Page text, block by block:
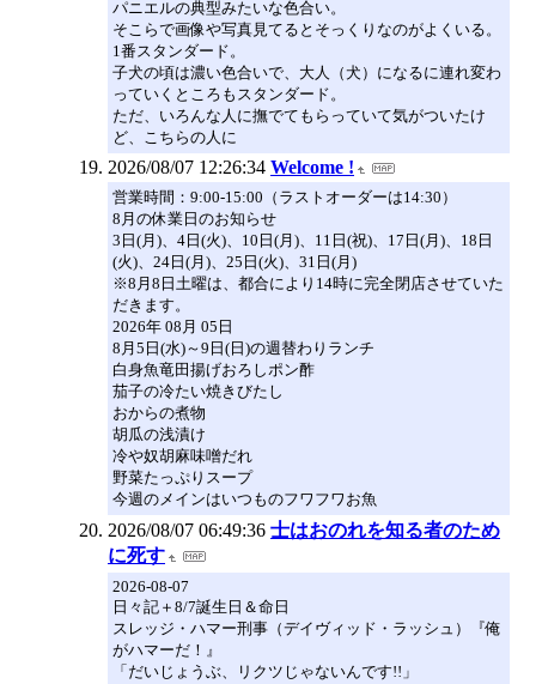
パニエルの典型みたいな色合い。
そこらで画像や写真見てるとそっくりなのがよくいる。
1番スタンダード。
子犬の頃は濃い色合いで、大人（犬）になるに連れ変わ
っていくところもスタンダード。
ただ、いろんな人に撫でてもらっていて気がついたけ
ど、こちらの人に
2026/08/07 12:26:34 Welcome !
営業時間：9:00-15:00（ラストオーダーは14:30）
8月の休業日のお知らせ
3日(月)、4日(火)、10日(月)、11日(祝)、17日(月)、18日
(火)、24日(月)、25日(火)、31日(月)
※8月8日土曜は、都合により14時に完全閉店させていた
だきます。
2026年 08月 05日
8月5日(水)～9日(日)の週替わりランチ
白身魚竜田揚げおろしポン酢
茄子の冷たい焼きびたし
おからの煮物
胡瓜の浅漬け
冷や奴胡麻味噌だれ
野菜たっぷりスープ
今週のメインはいつものフワフワお魚
2026/08/07 06:49:36 士はおのれを知る者のため
に死す
2026-08-07
日々記＋8/7誕生日＆命日
スレッジ・ハマー刑事（デイヴィッド・ラッシュ）『俺
がハマーだ！』
「だいじょうぶ、リクツじゃないんです!!」